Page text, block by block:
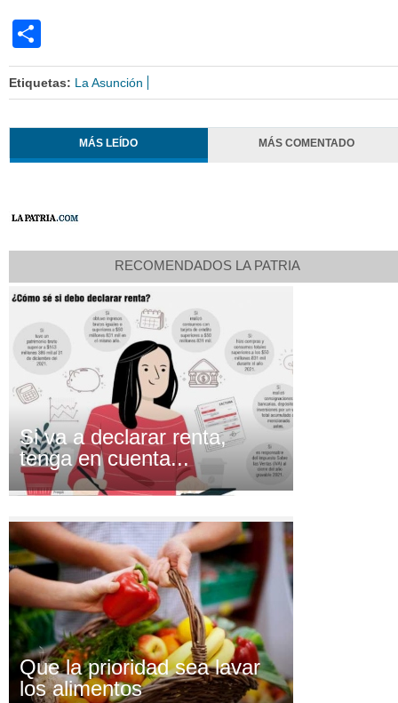
Etiquetas: La Asunción
MÁS LEÍDO MÁS COMENTADO
RECOMENDADOS LA PATRIA
Si va a declarar renta,
tenga en cuenta...
Que la prioridad sea lavar
los alimentos